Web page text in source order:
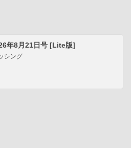
年8月21日号 [Lite版]
シング